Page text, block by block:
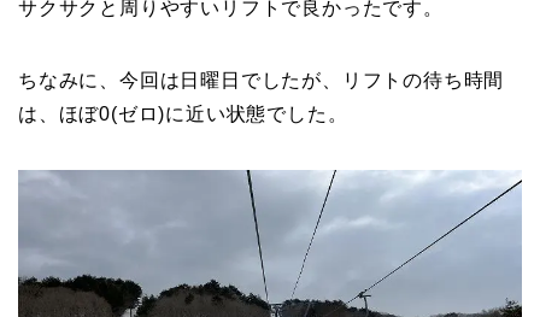
サクサクと周りやすいリフトで良かったです。
ちなみに、今回は日曜日でしたが、リフトの待ち時間
は、ほぼ0(ゼロ)に近い状態でした。